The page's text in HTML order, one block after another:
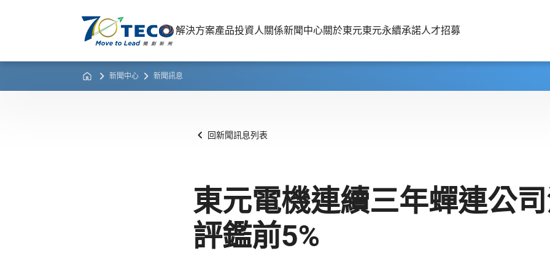
解決方案產品投資人關係新聞中心關於東元東元永續承諾人才招募
新聞中心 新聞訊息
回新聞訊息列表
東元電機連續三年蟬連公
評鑑前5%